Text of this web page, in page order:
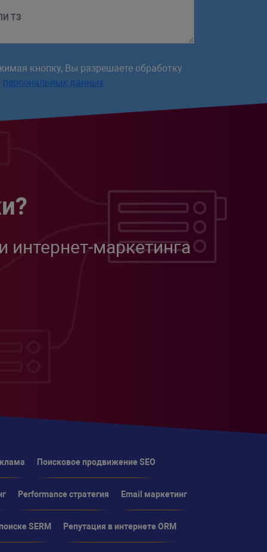
ТЗ
кнопку, Вы разрешаете обработку
персональных данных
интернет-маркетинга
Поисковое продвижение SEO
Performance стратегия Email маркетинг
SERM Репутация в интернете ORM